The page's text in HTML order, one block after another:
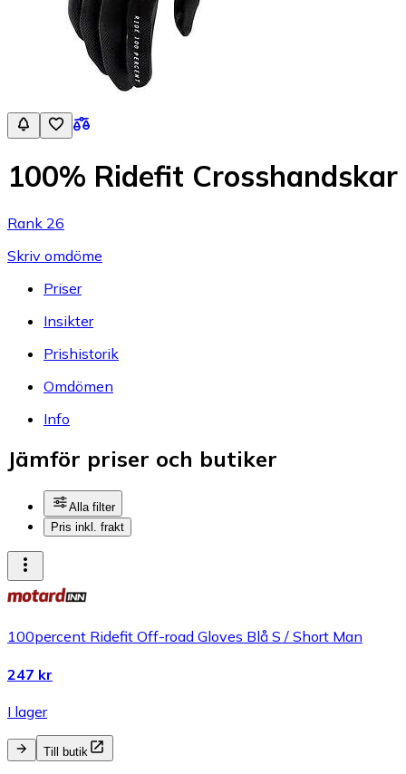
100% Ridefit Crosshandskar
Rank 26
Skriv omdöme
Priser
Insikter
Prishistorik
Omdömen
Info
Jämför priser och butiker
Alla filter
Pris inkl. frakt
100percent Ridefit Off-road Gloves Blå S / Short Man
247 kr
I lager
Till butik